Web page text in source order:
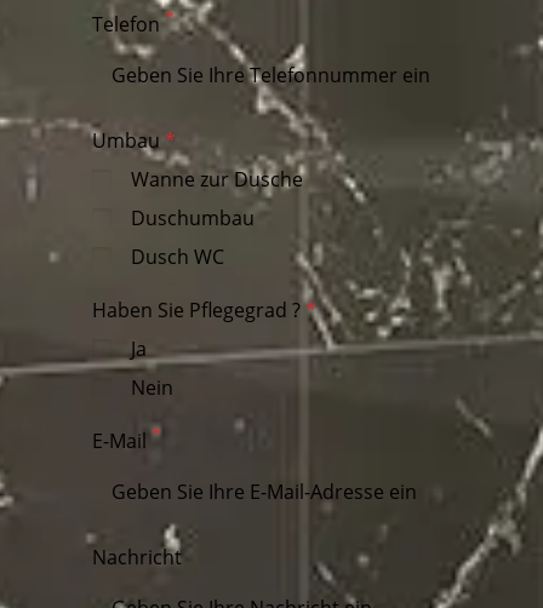
Telefon
Umbau
Wanne zur Dusche
Duschumbau
Dusch WC
Haben Sie Pflegegrad ?
Ja
Nein
E-Mail
Nachricht